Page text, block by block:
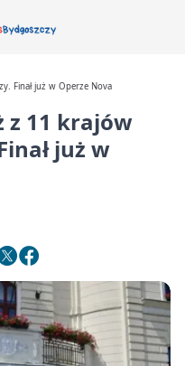
Finał już w Operze Nova
z 11 krajów
już w